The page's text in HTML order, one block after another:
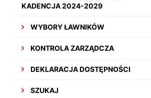
KADENCJA 2024-2029
WYBORY ŁAWNIKÓW
KONTROLA ZARZĄDCZA
DEKLARACJA DOSTĘPNOŚCI
SZUKAJ